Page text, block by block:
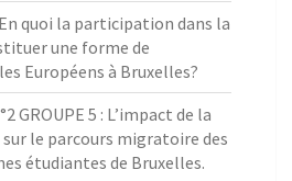
quoi la participation dans la
une forme de
Européens à Bruxelles?
GROUPE 5 : L’impact de la
le parcours migratoire des
étudiantes de Bruxelles.